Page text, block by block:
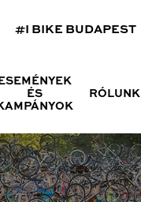
#I BIKE BUDAPEST
ESEMÉNYEK
ÉS
RÓLUNK